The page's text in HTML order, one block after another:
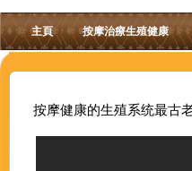
主頁 按摩治療生殖健康
按摩健康的生殖系统最古